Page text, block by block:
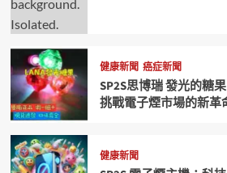
健康新聞 癌症新聞
SP2S思博瑞 發光的糖
挑戰電子煙市場的新革
健康新聞